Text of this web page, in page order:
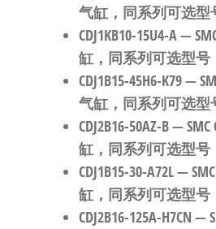
气缸，同系列可选型
CDJ1KB10-15U4-A—
缸，同系列可选型号
CDJ1B15-45H6-K79—
气缸，同系列可选型
CDJ2B16-50AZ-B— SMC
缸，同系列可选型号
CDJ1B15-30-A72L—
缸，同系列可选型号
CDJ2B16-125A-H7CN —